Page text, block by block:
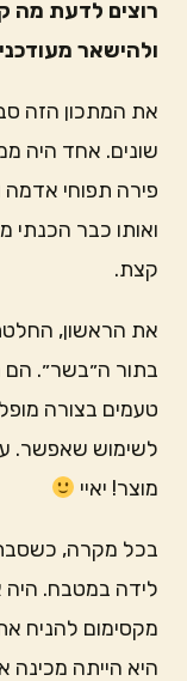
רוצים לדעת מה
ולהישאר
את המתכון הזה
שונים. אחד היה
פירה תפוחי אדמה
ואותו כבר הכנתי
קצת.
את הראשון,
בתור ה״בשר״. הם
טעמים בצורה
מוצר! יאיי
בכל מקרה,
לידה במטבח. היה
מקסימום להניח
היא הייתה מכינה